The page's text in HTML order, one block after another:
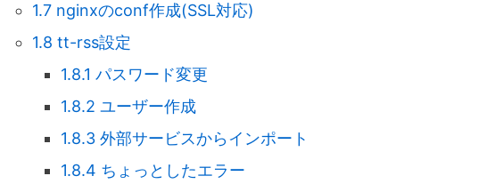
1.7 nginxのconf作成(SSL対応)
1.8 tt-rss設定
1.8.1 パスワード変更
1.8.2 ユーザー作成
1.8.3 外部サービスからインポート
1.8.4 ちょっとしたエラー